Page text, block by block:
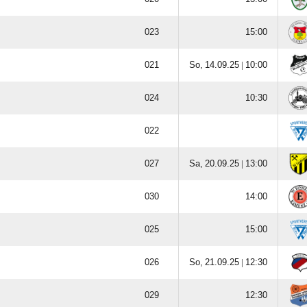
 
   | 
 

   | 
 
 
   | 
 